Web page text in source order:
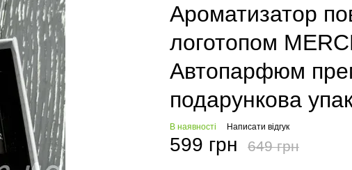
Ароматизатор
логотопом
Автопарфюм
подарункова
В наявності Написати відгук
599 грн 649 грн